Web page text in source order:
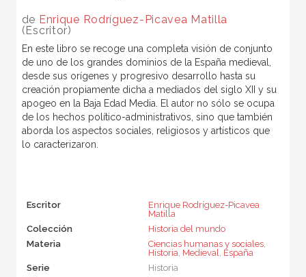
de Enrique Rodríguez-Picavea Matilla
(Escritor)
En este libro se recoge una completa visión de conjunto
de uno de los grandes dominios de la España medieval,
desde sus orígenes y progresivo desarrollo hasta su
creación propiamente dicha a mediados del siglo XII y su
apogeo en la Baja Edad Media. El autor no sólo se ocupa
de los hechos político-administrativos, sino que también
aborda los aspectos sociales, religiosos y artísticos que
lo caracterizaron.
Escritor
Enrique Rodríguez-Picavea
Matilla
Colección
Historia del mundo
Materia
Ciencias humanas y sociales,
Historia, Medieval, España
Serie
Historia